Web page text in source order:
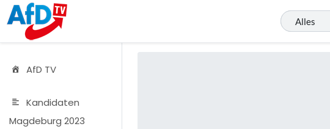
AfD TV
Kandidaten
Magdeburg 2023